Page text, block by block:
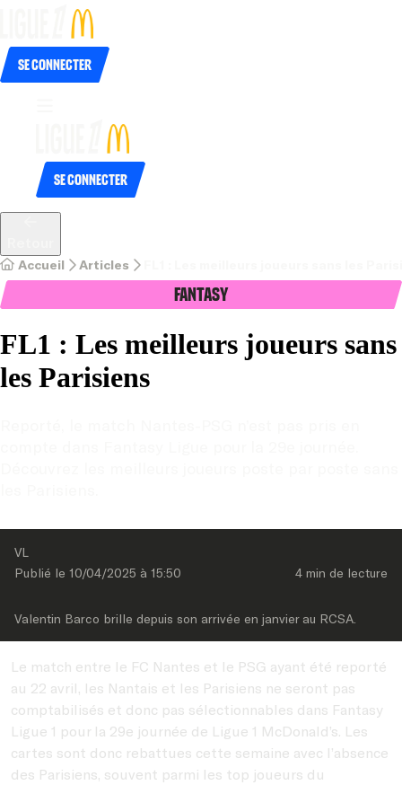
Se connecter
Se connecter
Accueil Articles
Fantasy
FL1 : Les meilleurs joueurs sans
les Parisiens
VL
Publié le 10/04/2025 à 15:50 4 min de lecture
Valentin Barco brille depuis son arrivée en janvier au RCSA.
Le match entre le FC Nantes et le PSG ayant été reporté
au 22 avril, les Nantais et les Parisiens ne seront pas
comptabilisés et donc pas sélectionnables dans Fantasy
Ligue 1 pour la 29e journée de Ligue 1 McDonald’s. Les
cartes sont donc rebattues cette semaine avec l’absence
des Parisiens, souvent parmi les top joueurs du